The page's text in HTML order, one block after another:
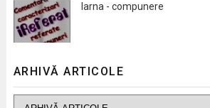
Iarna - compunere
ARHIVĂ ARTICOLE